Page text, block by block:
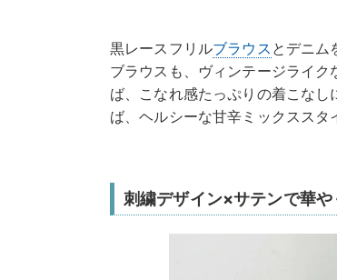
黒レースフリルブラウス とデニム
ブラウスも、ヴィンテージライ
ば、こなれ感たっぷりの着こな
ば、ヘルシーな甘辛ミックススタ
刺繍デザイン×サテンで華や